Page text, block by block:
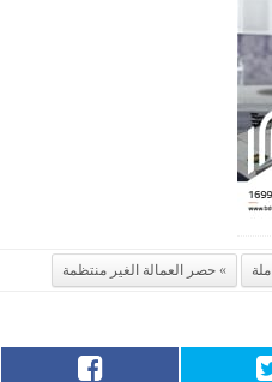
حصر العمالة الغير منتظمة